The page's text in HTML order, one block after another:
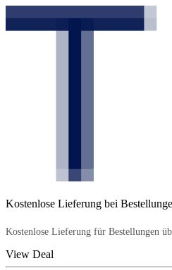
Kostenlose Lieferung bei
Kostenlose Lieferung für Bestellungen
View Deal